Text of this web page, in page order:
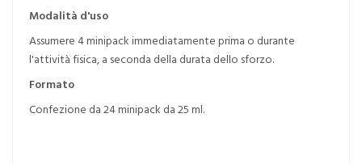
Modalità d'uso
Assumere 4 minipack immediatamente prima o durante
l'attività fisica, a seconda della durata dello sforzo.
Formato
Confezione da 24 minipack da 25 ml.